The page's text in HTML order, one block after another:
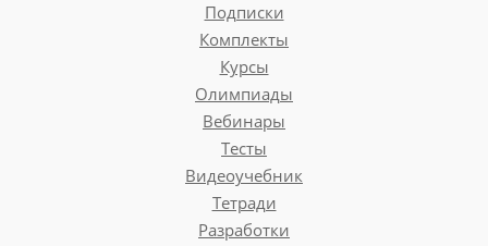
Подписки
Комплекты
Курсы
Олимпиады
Вебинары
Тесты
Видеоучебник
Тетради
Разработки